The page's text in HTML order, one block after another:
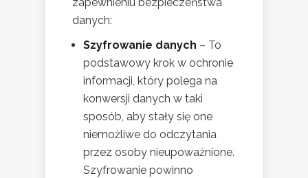
zapewnieniu bezpieczeństwa
danych:
Szyfrowanie danych – To
podstawowy krok w ochronie
informacji, który polega na
konwersji danych w taki
sposób, aby stały się one
niemożliwe do odczytania
przez osoby nieupoważnione.
Szyfrowanie powinno